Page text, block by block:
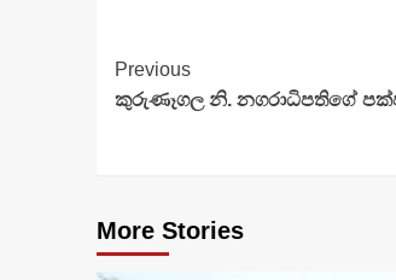
Continue
Reading
Previous
කුරුණෑගල නි. නගරාධිපතිගේ
More Stories